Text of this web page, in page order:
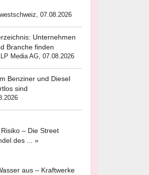
07.08.2026
Unternehmen
Branche finden
Media AG, 07.08.2026
Benziner und Diesel
sind
– Die Street
des ... »
aus – Kraftwerke